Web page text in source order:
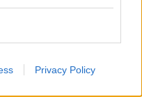
Privacy Policy
Příbramsku nabízí výborné